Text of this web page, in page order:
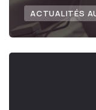
ACTUALITÉS